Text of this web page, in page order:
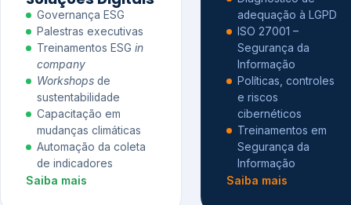
Governança ESG
Palestras executivas
Treinamentos ESG in
company
Workshops de
sustentabilidade
Capacitação em
mudanças climáticas
Automação da coleta
de indicadores
Saiba mais
adequação à LGPD
ISO 27001 –
Segurança da
Informação
Políticas, controles
e riscos
cibernéticos
Treinamentos em
Segurança da
Informação
Saiba mais